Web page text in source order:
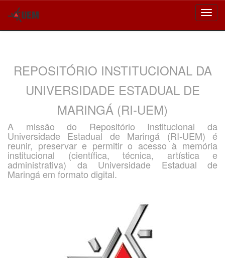
REPOSITÓRIO INSTITUCIONAL DA
UNIVERSIDADE ESTADUAL DE
MARINGÁ (RI-UEM)
A missão do Repositório Institucional da
Universidade Estadual de Maringá (RI-UEM) é
reunir, preservar e permitir o acesso à memória
institucional (científica, técnica, artística e
administrativa) da Universidade Estadual de
Maringá em formato digital.